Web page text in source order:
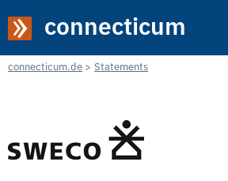
connecticum
connecticum.de Statements